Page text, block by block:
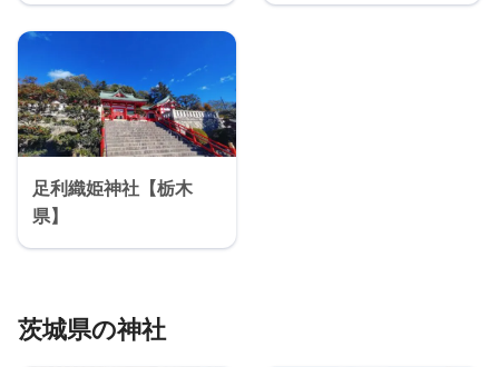
足利織姫神社【栃木
県】
茨城県の神社